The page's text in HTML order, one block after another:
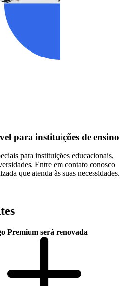
para instituições de ensino
para instituições educacionais,
Entre em contato conosco
que atenda às suas necessidades.
Premium será renovada